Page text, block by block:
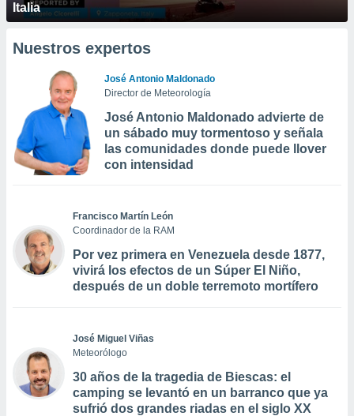
Italia
Nuestros expertos
José Antonio Maldonado
Director de Meteorología
José Antonio Maldonado advierte de
un sábado muy tormentoso y señala
las comunidades donde puede llover
con intensidad
Francisco Martín León
Coordinador de la RAM
Por vez primera en Venezuela desde 1877,
vivirá los efectos de un Súper El Niño,
después de un doble terremoto mortífero
José Miguel Viñas
Meteorólogo
30 años de la tragedia de Biescas: el
camping se levantó en un barranco que ya
sufrió dos grandes riadas en el siglo XX